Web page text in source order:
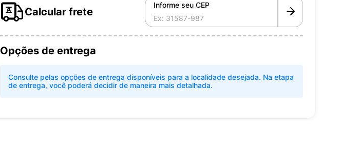
Calcular frete
Informe seu CEP
Opções de entrega
Consulte pelas opções de entrega disponíveis para a localidade desejada. Na etapa
de entrega, você poderá decidir de maneira mais detalhada.